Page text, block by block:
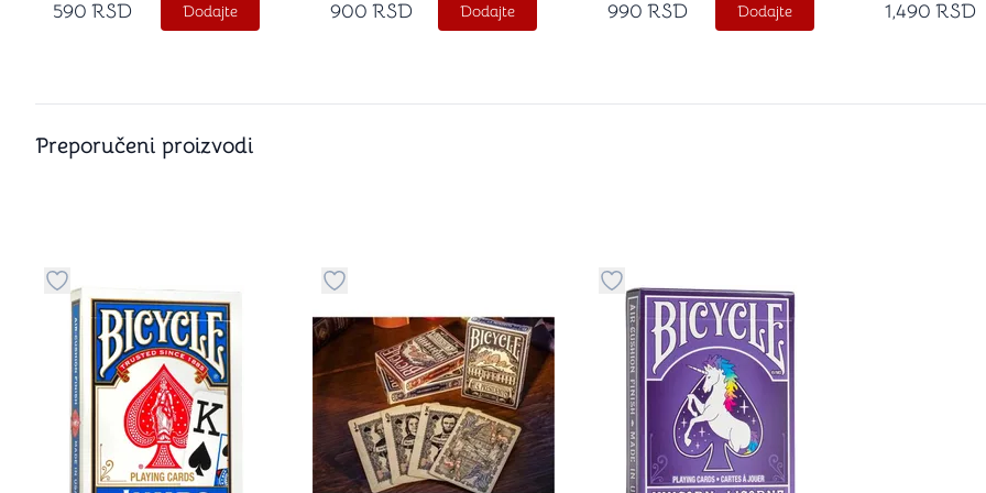
590 RSD Dodajte 900 RSD Dodajte 990 RSD Dodajte 1,490 RSD
Preporučeni proizvodi
Dugme za dodavanje stvari u kategoriju omiljenoDugme za dodavanje stvari u kategoriju omiljenoDugme za dodavanje stvari u kategoriju omiljeno